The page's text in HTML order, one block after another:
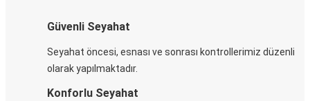
Güvenli Seyahat
Seyahat öncesi, esnası ve sonrası kontrollerimiz düzenli
olarak yapılmaktadır.
Konforlu Seyahat